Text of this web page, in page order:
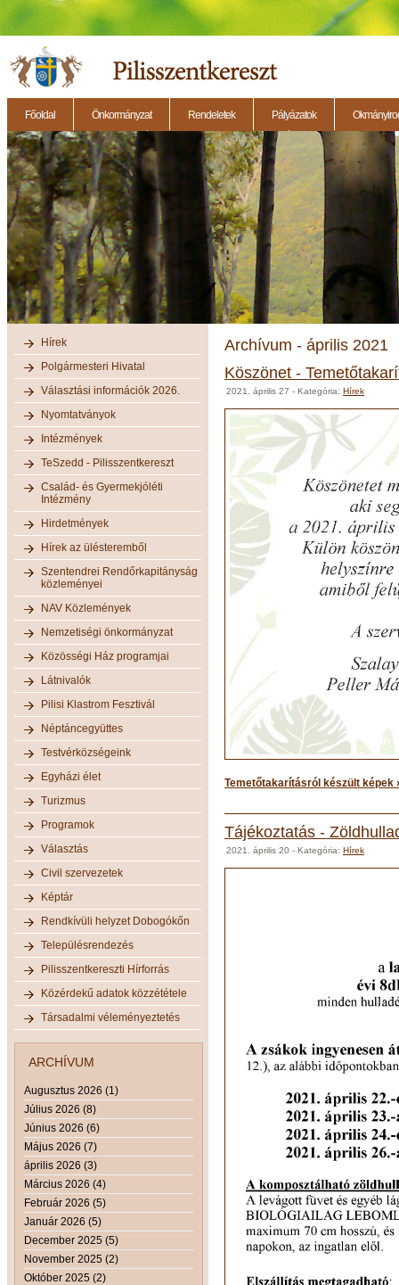
Főoldal Önkormányzat Rendeletek Pályázatok
2014.11.27. - Testületi ülés 2014.12.28. - Testületi ülés 2014.11.13. - Testületi
Hírek
Polgármesteri Hivatal
Választási információk 2026.
Nyomtatványok
Intézmények
TeSzedd - Pilisszentkereszt
Család- és Gyermekjóléti
Intézmény
Hirdetmények
Hírek az ülésteremből
Szentendrei Rendőrkapitányság
közleményei
NAV Közlemények
Nemzetiségi önkormányzat
Közösségi Ház programjai
Látnivalók
Pilisi Klastrom Fesztivál
Néptáncegyüttes
Testvérközségeink
Egyházi élet
Turizmus
Programok
Választás
Civil szervezetek
Képtár
Rendkívüli helyzet Dobogókőn
Településrendezés
Pilisszentkereszti Hírforrás
Közérdekű adatok közzététele
Társadalmi véleményeztetés
ARCHÍVUM
Augusztus 2026 (1)
Július 2026 (8)
Június 2026 (6)
Május 2026 (7)
április 2026 (3)
Március 2026 (4)
Február 2026 (5)
Január 2026 (5)
December 2025 (5)
November 2025 (2)
Október 2025 (2)
Archívum - április 2021
Köszönet -
2021. április 27 - Kategória: Hírek
Temetőtakarításról készült képek
Tájékoztatás -
2021. április 20 - Kategória: Hírek